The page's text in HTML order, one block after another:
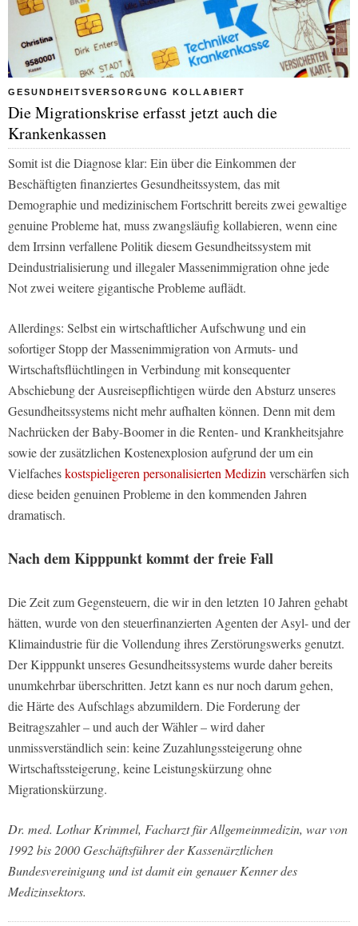
GESUNDHEITSVERSORGUNG KOLLABIERT
Die Migrationskrise erfasst jetzt auch die
Krankenkassen
Somit ist die Diagnose klar: Ein über die Einkommen der
Beschäftigten finanziertes Gesundheitssystem, das mit
Demographie und medizinischem Fortschritt bereits zwei gewaltige
genuine Probleme hat, muss zwangsläufig kollabieren, wenn eine
dem Irrsinn verfallene Politik diesem Gesundheitssystem mit
Deindustrialisierung und illegaler Massenimmigration ohne jede
Not zwei weitere gigantische Probleme auflädt.
Allerdings: Selbst ein wirtschaftlicher Aufschwung und ein
sofortiger Stopp der Massenimmigration von Armuts- und
Wirtschaftsflüchtlingen in Verbindung mit konsequenter
Abschiebung der Ausreisepflichtigen würde den Absturz unseres
Gesundheitssystems nicht mehr aufhalten können. Denn mit dem
Nachrücken der Baby-Boomer in die Renten- und Krankheitsjahre
sowie der zusätzlichen Kostenexplosion aufgrund der um ein
Vielfacheskostspieligeren personalisierten Medizin verschärfen sich
diese beiden genuinen Probleme in den kommenden Jahren
dramatisch.
Nach dem Kipppunkt kommt der freie Fall
Die Zeit zum Gegensteuern, die wir in den letzten 10 Jahren gehabt
hätten, wurde von den steuerfinanzierten Agenten der Asyl- und der
Klimaindustrie für die Vollendung ihres Zerstörungswerks genutzt.
Der Kipppunkt unseres Gesundheitssystems wurde daher bereits
unumkehrbar überschritten. Jetzt kann es nur noch darum gehen,
die Härte des Aufschlags abzumildern. Die Forderung der
Beitragszahler – und auch der Wähler – wird daher
unmissverständlich sein: keine Zuzahlungssteigerung ohne
Wirtschaftssteigerung, keine Leistungskürzung ohne
Migrationskürzung.
Dr. med. Lothar Krimmel, Facharzt für Allgemeinmedizin, war von
1992 bis 2000 Geschäftsführer der Kassenärztlichen
Bundesvereinigung und ist damit ein genauer Kenner des
Medizinsektors.